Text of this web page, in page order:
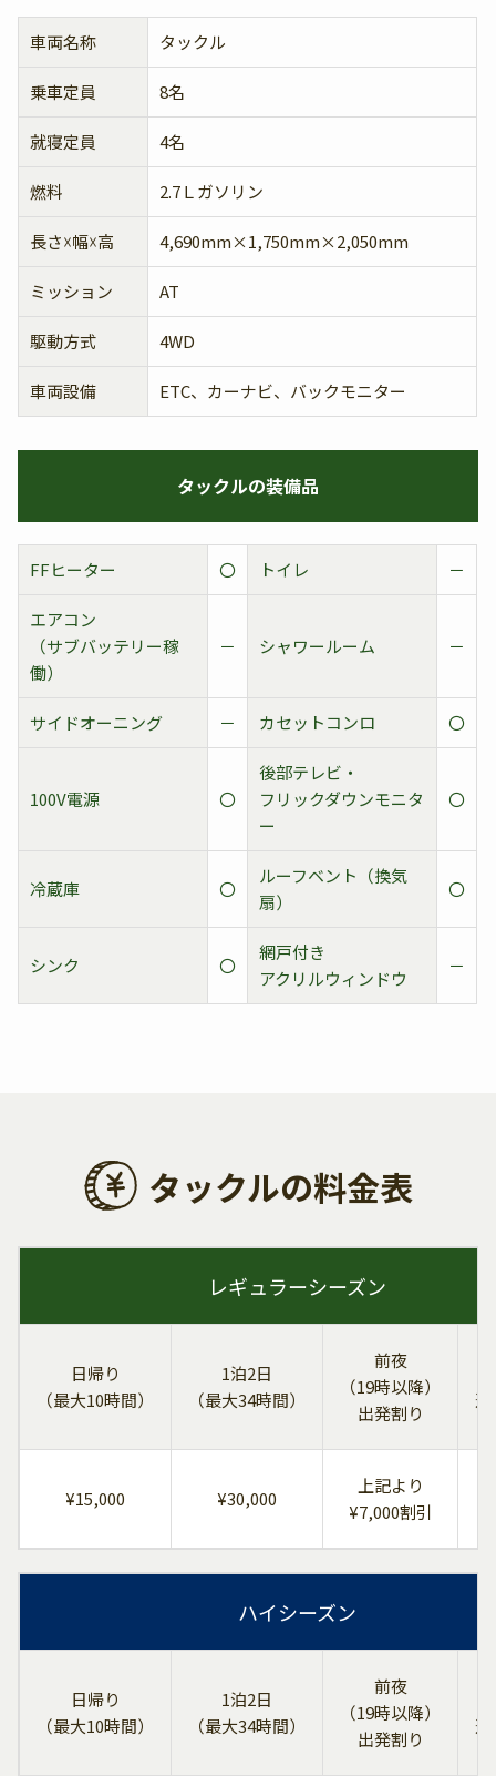
車両名称 タックル
乗車定員 8名
就寝定員 4名
燃料 2.7Ｌガソリン
長さ☓幅☓高 4,690mm×1,750mm×2,050mm
ミッション AT
駆動方式 4WD
車両設備 ETC、カーナビ、バックモニター
タックルの装備品
FFヒーター 〇 トイレ －
エアコン
（サブバッテリー稼
働）
－ シャワールーム －
サイドオーニング － カセットコンロ 〇
100V電源 〇
後部テレビ・
フリックダウンモニタ
ー
〇
冷蔵庫 〇
ルーフベント（換気
扇）
〇
シンク 〇
網戸付き
アクリルウィンドウ
－
タックルの料金表
レギュラーシーズン
日帰り
（最大10時間）
1泊2日
（最大34時間）
前夜
（19時以降）
出発割り
追
¥15,000 ¥30,000
上記より
¥7,000割引
ハイシーズン
日帰り
（最大10時間）
1泊2日
（最大34時間）
前夜
（19時以降）
出発割り
追